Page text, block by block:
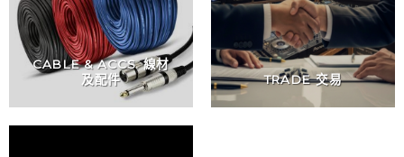
CABLE & ACCS. 線材
及配件
TRADE 交易